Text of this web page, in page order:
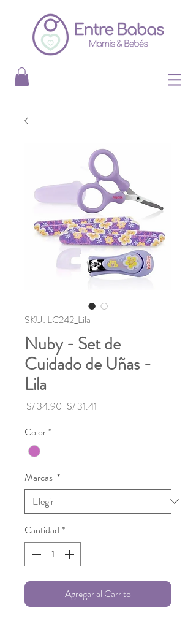
SKU: LC242_Lila
Nuby - Set de
Cuidado de Uñas -
Lila
S/ 34.90 Precio
S/ 31.41
Color*
Marcas *
Cantidad *
Agregar al Carrito